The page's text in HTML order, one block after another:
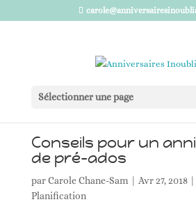
Sélectionner une page
Conseils pour un
de pré-ados
parCarole Chane-Sam Avr 27, 2018|
Planification